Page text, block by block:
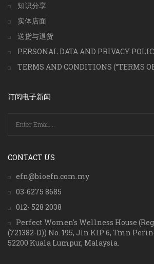
知识分享
实体店面
送货与退货
PERSONAL DATA AND PRIVACY
TERMS AND CONDITIONS (“TERMS
订阅电子新闻
CONTACT US
efn@bioefn.com.my
03-6275 8685
012- 528 2038
Perfect Women's Wellness House (Reg
(721382-D)) No. 195, Jln KIP 6, Tmn
52200 Kuala Lumpur, Malaysia.